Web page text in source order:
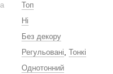
Топ
Ні
Без декору
Регульовані, Тонкі
Однотонний